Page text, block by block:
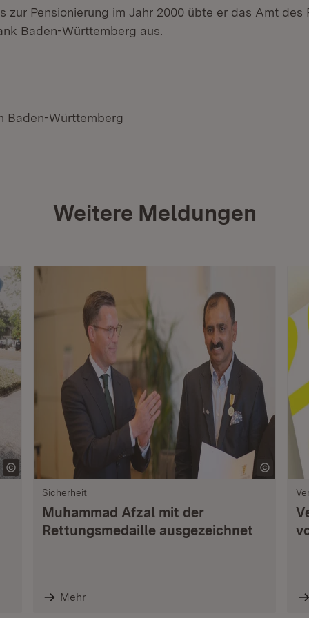
zur Pensionierung im Jahr 2000 übte er das Amt des
Baden-Württemberg aus.
Baden-Württemberg
Weitere Meldungen
Sicherheit
Muhammad Afzal mit der
Rettungsmedaille ausgezeichnet
Mehr